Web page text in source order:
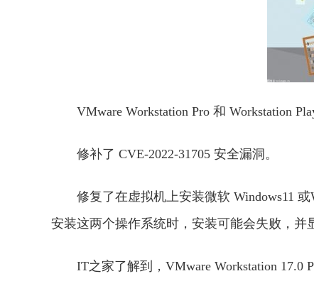
VMware Workstation Pro 和 Workstation
修补了 CVE-2022-31705 安全漏洞。
修复了在虚拟机上安装微软 Windows11
安装这两个操作系统时，安装可能会失败，并
IT之家了解到，VMware Workstation 17.0